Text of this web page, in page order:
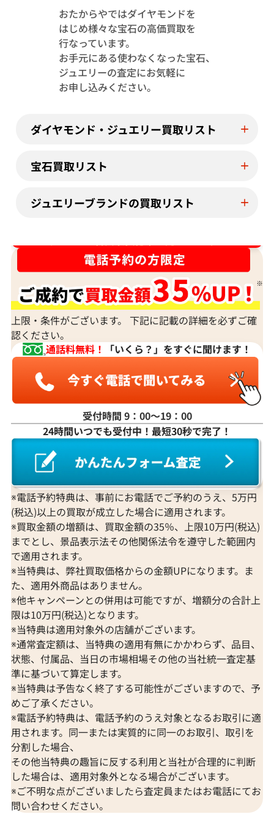
Pt･Pm900 トルマリン・ダイヤモンド
1.13・D0.08ct
参考買取価格
2026年7月11日時点
参考買取価格
おたからやではダイヤモンドを
はじめ様々な宝石の高価買取を
行なっています。
お手元にある使わなくなった宝石、
ジュエリーの査定にお気軽に
お申し込みください。
ダイヤモンド・ジュエリー買取リスト
宝石買取リスト
ジュエリーブランドの買取リスト
上限・条件がございます。 下記に記載の詳細を必ずご確
認ください。
通話料無料！
「いくら？」をすぐに聞けます！
受付時間 9：00〜19：00
24時間いつでも受付中！最短30秒で完了！
※電話予約特典は、事前にお電話でご予約のうえ、5万円
(税込)以上の買取が成立した場合に適用されます。
※買取金額の増額は、買取金額の35％、上限10万円(税込)
までとし、景品表示法その他関係法令を遵守した範囲内
で適用されます。
※当特典は、弊社買取価格からの金額UPになります。ま
た、適用外商品はありません。
※他キャンペーンとの併用は可能ですが、増額分の合計上
限は10万円(税込)となります。
※当特典は適用対象外の店舗がございます。
※通常査定額は、当特典の適用有無にかかわらず、品目、
状態、付属品、当日の市場相場その他の当社統一査定基
準に基づいて算定します。
※当特典は予告なく終了する可能性がございますので、予
めご了承ください。
※電話予約特典は、電話予約のうえ対象となるお取引に適
用されます。同一または実質的に同一のお取引、取引を
分割した場合、
その他当特典の趣旨に反する利用と当社が合理的に判断
した場合は、適用対象外となる場合がございます。
※ご不明な点がございましたら査定員またはお電話にてお
問い合わせください。